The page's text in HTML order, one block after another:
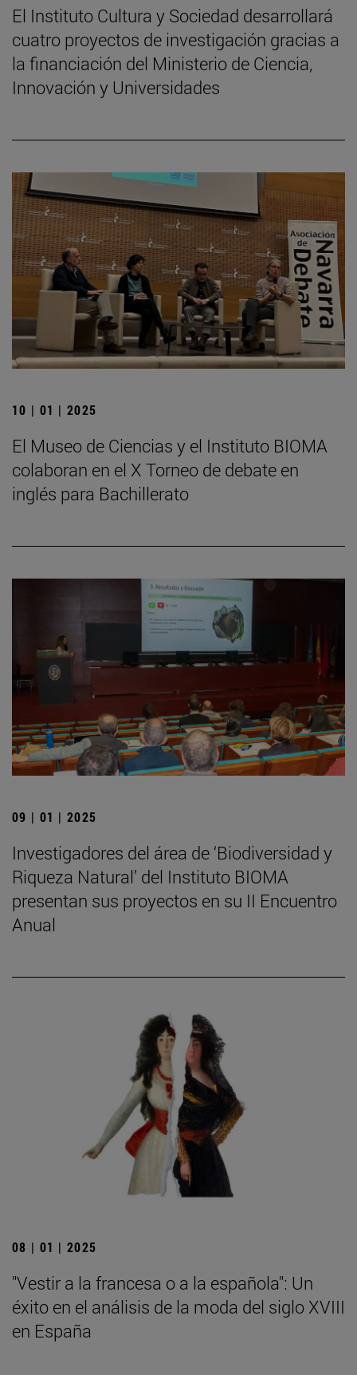
El Instituto Cultura y Sociedad desarrollará
cuatro proyectos de investigación gracias a
la financiación del Ministerio de Ciencia,
Innovación y Universidades
10 | 01 | 2025
El Museo de Ciencias y el Instituto BIOMA
colaboran en el X Torneo de debate en
inglés para Bachillerato
09 | 01 | 2025
Investigadores del área de ‘Biodiversidad y
Riqueza Natural’ del Instituto BIOMA
presentan sus proyectos en su II Encuentro
Anual
08 | 01 | 2025
"Vestir a la francesa o a la española": Un
éxito en el análisis de la moda del siglo XVIII
en España